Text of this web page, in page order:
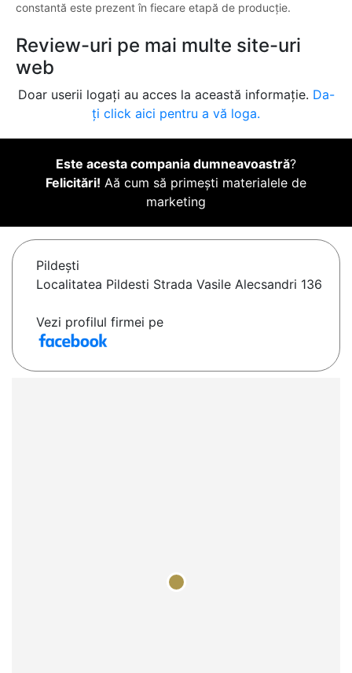
constantă este prezent în fiecare etapă de producție.
Review-uri pe mai multe site-uri
web
Doar userii logați au acces la această informație. Da-
ți click aici pentru a vă loga.
Este acesta compania dumneavoastră?
Felicitări! Aă cum să primești materialele de
marketing
Pildeşti
Localitatea Pildesti Strada Vasile Alecsandri 136
Vezi profilul firmei pe